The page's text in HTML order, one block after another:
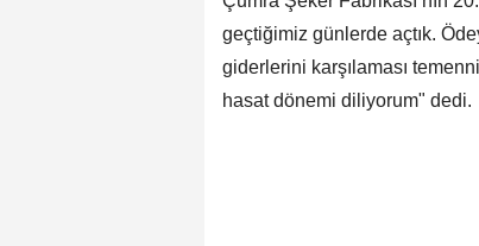
geçtiğimiz günlerde açtık.
giderlerini karşılaması
hasat dönemi diliyorum" dedi.